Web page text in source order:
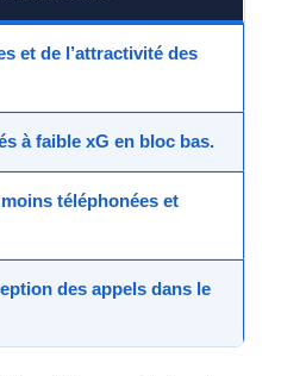
et de l’attractivité des
à faible xG en bloc bas.
téléphonées et
des appels dans le